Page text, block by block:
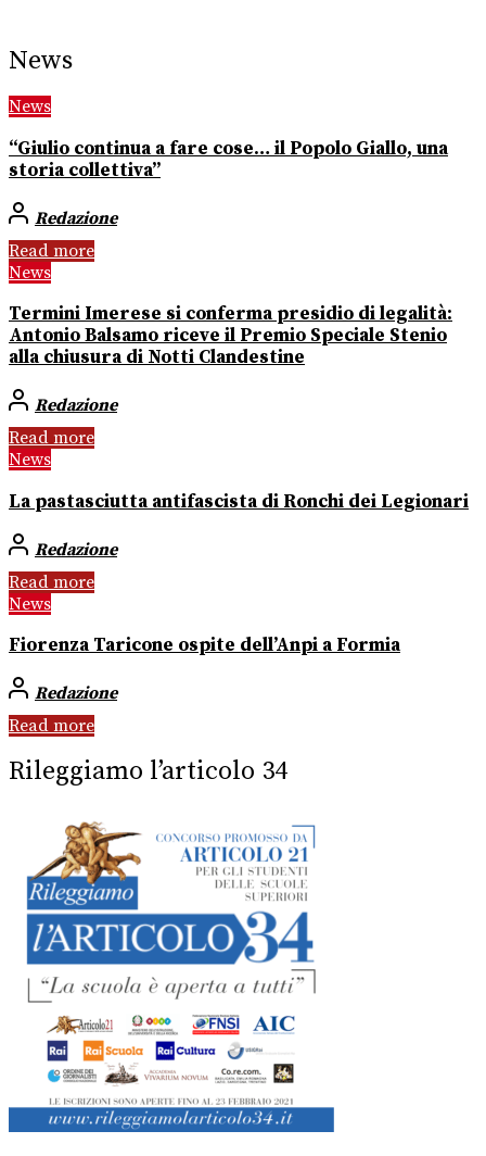
News
News
“Giulio continua a fare cose… il Popolo Giallo, una
storia collettiva”
Redazione
Read more
News
Termini Imerese si conferma presidio di legalità:
Antonio Balsamo riceve il Premio Speciale Stenio
alla chiusura di Notti Clandestine
Redazione
Read more
News
La pastasciutta antifascista di Ronchi dei Legionari
Redazione
Read more
News
Fiorenza Taricone ospite dell’Anpi a Formia
Redazione
Read more
Rileggiamo l’articolo 34